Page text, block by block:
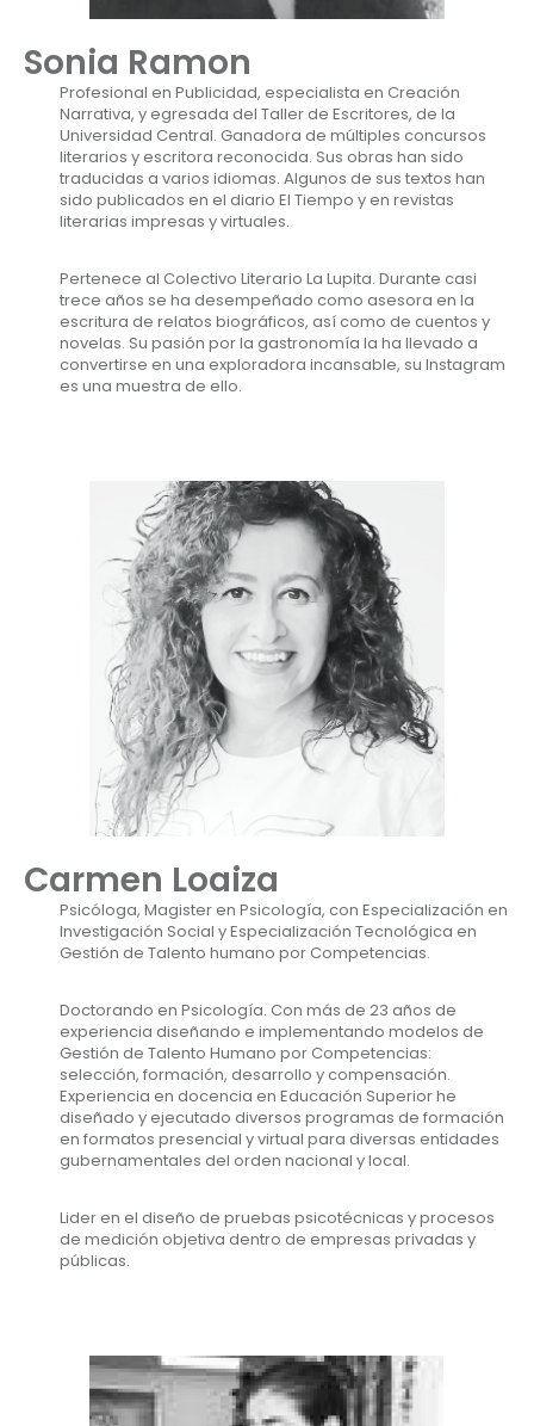
Sonia Ramon
Profesional en Publicidad, especialista en Creación
Narrativa, y egresada del Taller de Escritores, de la
Universidad Central. Ganadora de múltiples concursos
literarios y escritora reconocida. Sus obras han sido
traducidas a varios idiomas. Algunos de sus textos han
sido publicados en el diario El Tiempo y en revistas
literarias impresas y virtuales.
Pertenece al Colectivo Literario La Lupita. Durante casi
trece años se ha desempeñado como asesora en la
escritura de relatos biográficos, así como de cuentos y
novelas. Su pasión por la gastronomía la ha llevado a
convertirse en una exploradora incansable, su Instagram
es una muestra de ello.
Carmen Loaiza
Psicóloga, Magister en Psicología, con Especialización en
Investigación Social y Especialización Tecnológica en
Gestión de Talento humano por Competencias.
Doctorando en Psicología. Con más de 23 años de
experiencia diseñando e implementando modelos de
Gestión de Talento Humano por Competencias:
selección, formación, desarrollo y compensación.
Experiencia en docencia en Educación Superior he
diseñado y ejecutado diversos programas de formación
en formatos presencial y virtual para diversas entidades
gubernamentales del orden nacional y local.
Lider en el diseño de pruebas psicotécnicas y procesos
de medición objetiva dentro de empresas privadas y
públicas.